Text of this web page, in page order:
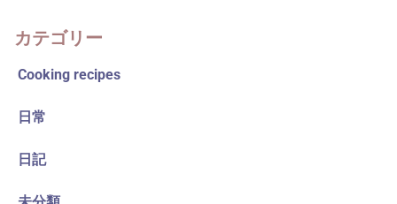
カテゴリー
Cooking recipes
日常
日記